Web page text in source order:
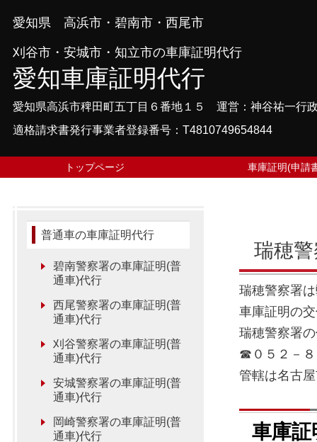
愛知県 高浜市・碧南市・西尾市
刈谷市・安城市・知立市の車庫証明代行
愛知車庫証明代行
愛知県高浜市稗田町五丁目６番地１５ 運営：神谷祐一行
適格請求書発行事業者登録番号：T4810749654844
トップページ 車庫証明(申請
瑞穂
瑞穂警察署
車庫証明の
瑞穂警察署
☎０５２－８
管轄は名古
車庫証
普通車の車庫証明代行
碧南警察署の車庫証明(普
通車)代行
西尾警察署の車庫証明(普
通車)代行
刈谷警察署の車庫証明(普
通車)代行
安城警察署の車庫証明(普
通車)代行
岡崎警察署の車庫証明(普
通車)代行